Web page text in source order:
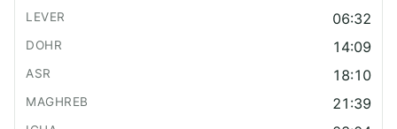
06:32
14:09
18:10
21:39